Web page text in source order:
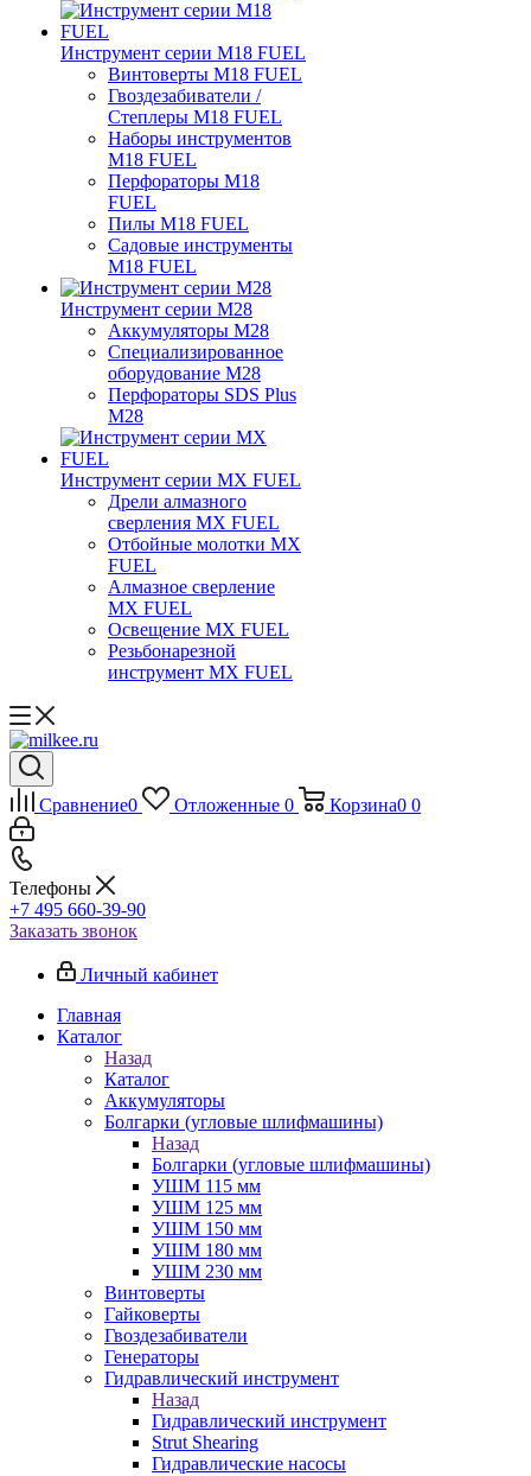
Инструмент серии M18 FUEL
Винтоверты M18 FUEL
Гвоздезабиватели /
Степлеры M18 FUEL
Наборы инструментов
M18 FUEL
Перфораторы M18
FUEL
Пилы M18 FUEL
Садовые инструменты
M18 FUEL
Инструмент серии M28
Аккумуляторы M28
Специализированное
оборудование M28
Перфораторы SDS Plus
M28
Инструмент серии MX FUEL
Дрели алмазного
сверления MX FUEL
Отбойные молотки MX
FUEL
Алмазное сверление
MX FUEL
Освещение MX FUEL
Резьбонарезной
инструмент MX FUEL
Сравнение0 Отложенные 0 Корзина0 0
Телефоны
+7 495 660-39-90
Заказать звонок
Личный кабинет
Главная
Каталог
Назад
Каталог
Аккумуляторы
Болгарки (угловые шлифмашины)
Назад
Болгарки (угловые шлифмашины)
УШМ 115 мм
УШМ 125 мм
УШМ 150 мм
УШМ 180 мм
УШМ 230 мм
Винтоверты
Гайковерты
Гвоздезабиватели
Генераторы
Гидравлический инструмент
Назад
Гидравлический инструмент
Strut Shearing
Гидравлические насосы